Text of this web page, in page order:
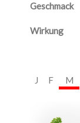
Geschmack
Wirkung
J F M